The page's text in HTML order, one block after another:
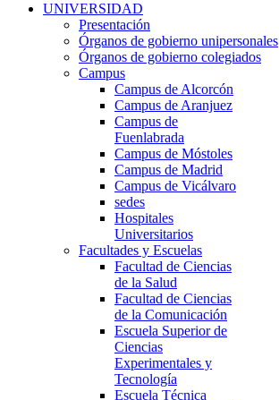
UNIVERSIDAD
Presentación
Órganos de gobierno unipersonales
Órganos de gobierno colegiados
Campus
Campus de Alcorcón
Campus de Aranjuez
Campus de
Fuenlabrada
Campus de Móstoles
Campus de Madrid
Campus de Vicálvaro
sedes
Hospitales
Universitarios
Facultades y Escuelas
Facultad de Ciencias
de la Salud
Facultad de Ciencias
de la Comunicación
Escuela Superior de
Ciencias
Experimentales y
Tecnología
Escuela Técnica